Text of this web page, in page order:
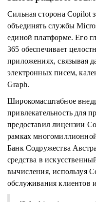
Сильная сторона Copilot
объединять службы
единой платформе. Его
365 обеспечивает
приложениях, связывая
электронных писем,
Graph.
Широкомасштабное
привлекательность для
предоставил лицензии
рамках
Банк Содружества
средства в
вычисления, используя
обслуживания клиентов